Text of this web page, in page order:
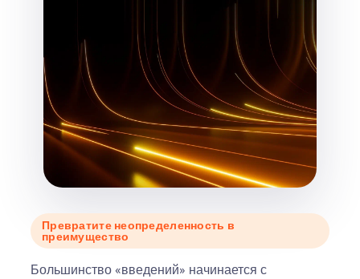
Превратите неопределенность в
преимущество
Большинство «введений» начинается с